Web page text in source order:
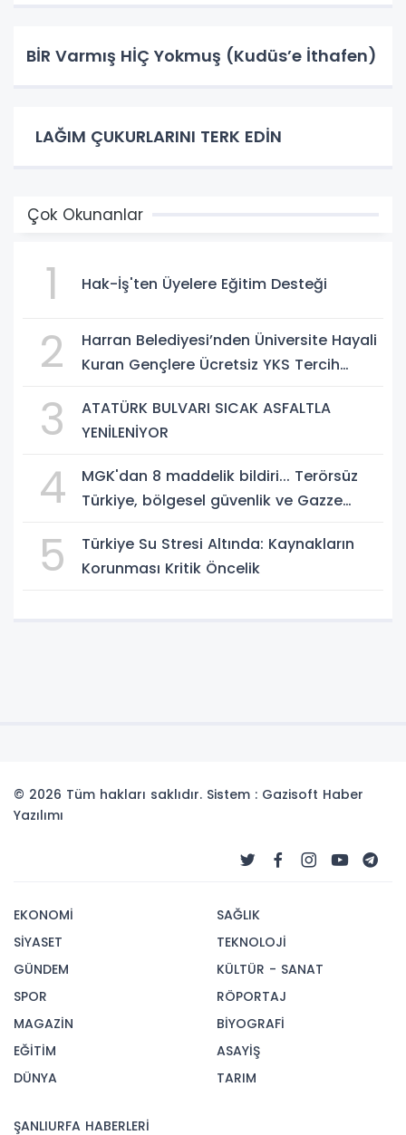
BİR Varmış HİÇ Yokmuş (Kudüs’e İthafen)
LAĞIM ÇUKURLARINI TERK EDİN
Çok Okunanlar
1 Hak-İş'ten Üyelere Eğitim Desteği
2
Harran Belediyesi’nden Üniversite Hayali
Kuran Gençlere Ücretsiz YKS Tercih
3
ATATÜRK BULVARI SICAK ASFALTLA
YENİLENİYOR
4
MGK'dan 8 maddelik bildiri... Terörsüz
Türkiye, bölgesel güvenlik ve Gazze
5
Türkiye Su Stresi Altında: Kaynakların
Korunması Kritik Öncelik
© 2026 Tüm hakları saklıdır. Sistem : Gazisoft Haber
Yazılımı
EKONOMİ
SİYASET
GÜNDEM
SPOR
MAGAZİN
EĞİTİM
DÜNYA
SAĞLIK
TEKNOLOJİ
KÜLTÜR - SANAT
RÖPORTAJ
BİYOGRAFİ
ASAYİŞ
TARIM
ŞANLIURFA HABERLERİ